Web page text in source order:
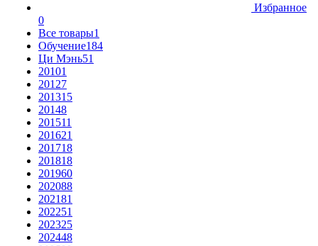
Избранное
0
Все товары1
Обучение184
Ци Мэнь51
20101
20127
201315
20148
201511
201621
201718
201818
201960
202088
202181
202251
202325
202448